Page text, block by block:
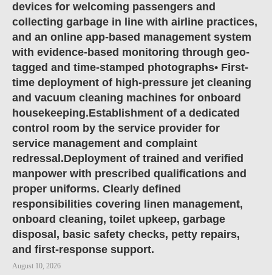
devices for welcoming passengers and
collecting garbage in line with airline practices,
and an online app-based management system
with evidence-based monitoring through geo-
tagged and time-stamped photographs• First-
time deployment of high-pressure jet cleaning
and vacuum cleaning machines for onboard
housekeeping.Establishment of a dedicated
control room by the service provider for
service management and complaint
redressal.Deployment of trained and verified
manpower with prescribed qualifications and
proper uniforms. Clearly defined
responsibilities covering linen management,
onboard cleaning, toilet upkeep, garbage
disposal, basic safety checks, petty repairs,
and first-response support.
August 10, 2026